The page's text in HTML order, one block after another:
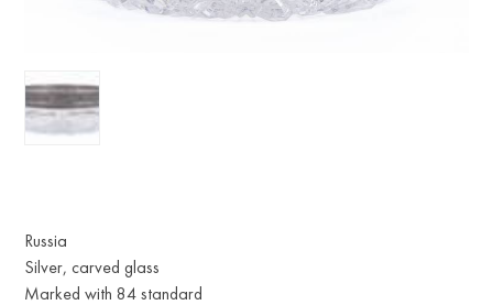
Russia
Silver, carved glass
Marked with 84 standard